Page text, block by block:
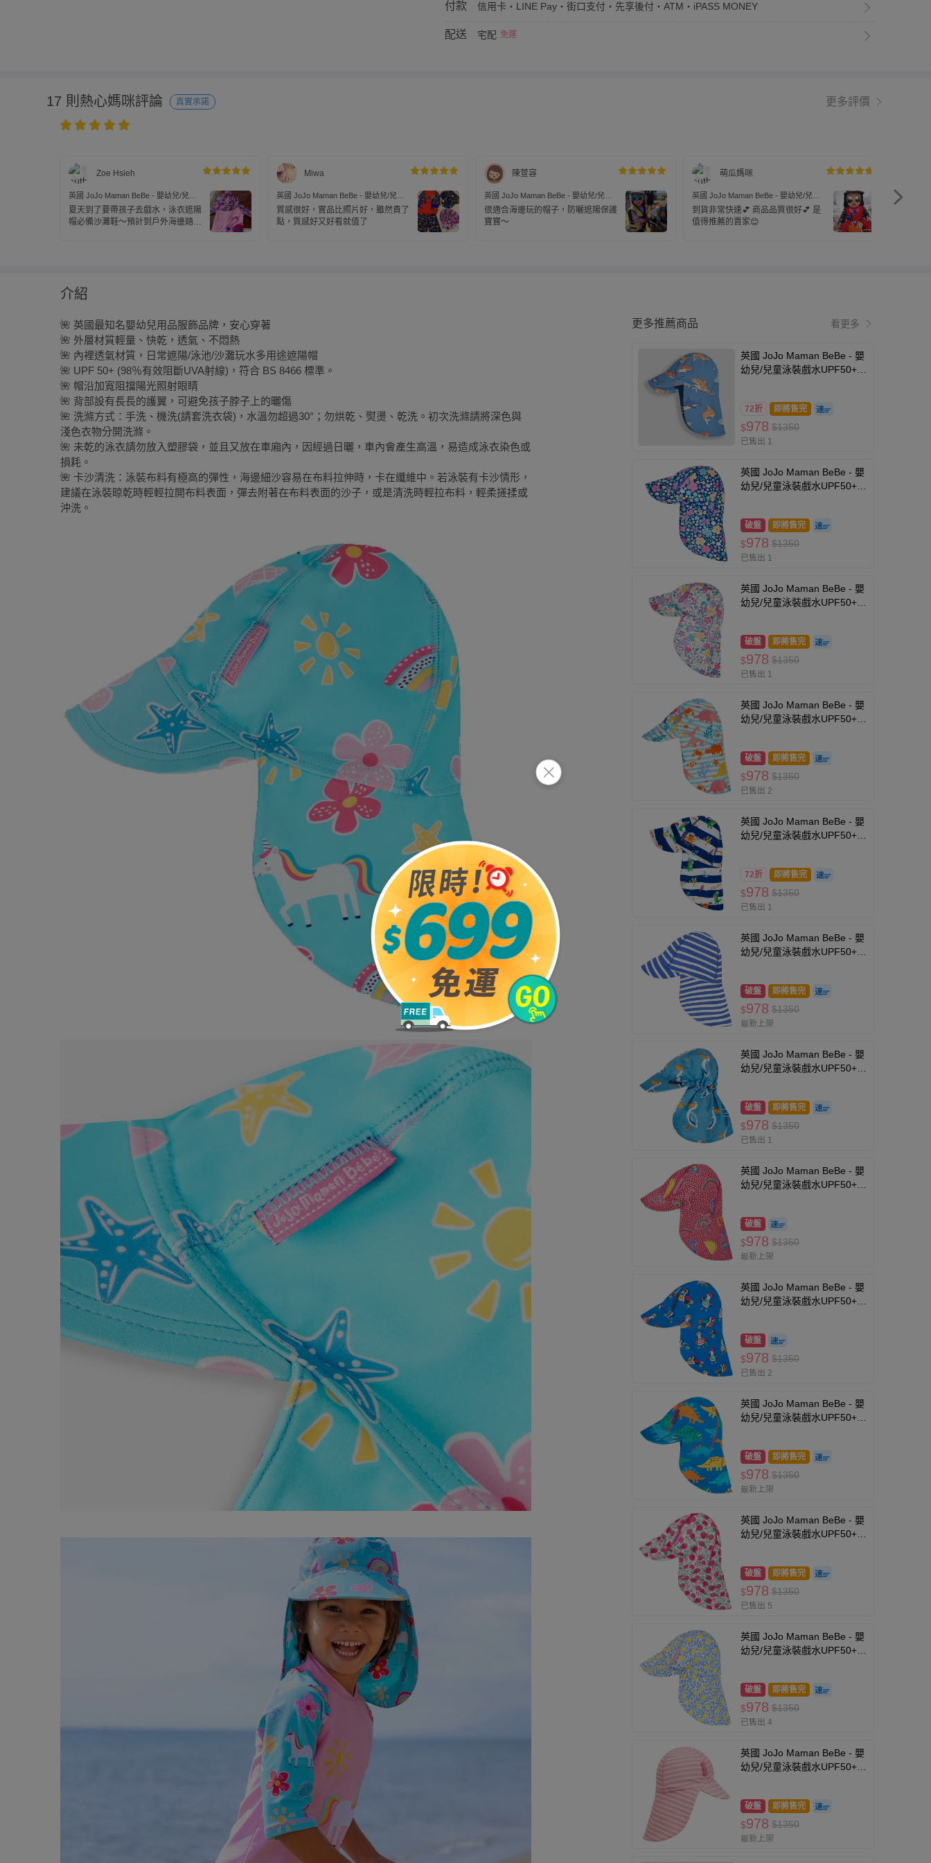
付款 信用卡・LINE Pay・街口支付・先享後付・ATM・iPASS MONEY
配送 宅配 免運
17 則熱心媽咪評論 真實承諾 更多評價
Zoe Hsieh
英國 JoJo Maman BeBe - 嬰幼兒/兒童
泳裝戲水UPF50+防曬護頸遮陽帽-粉紫
花卉
夏天到了要帶孩子去戲水，泳衣遮陽
帽必備沙灘鞋～預計到戶外海邊踏浪
Miwa
英國 JoJo Maman BeBe - 嬰幼兒/兒童
泳裝戲水UPF50+防曬護頸遮陽帽-粉紫
花卉
質感很好，實品比照片好，雖然貴了
點，質感好又好看就值了
陳萱容
英國 JoJo Maman BeBe - 嬰幼兒/兒童
泳裝戲水UPF50+防曬護頸遮陽帽-美麗
世界
很適合海邊玩的帽子，防曬遮陽保護
寶寶～
萌瓜媽咪
英國 JoJo Maman BeBe - 嬰幼兒/兒童
泳裝戲水UPF50+防曬護頸遮陽帽-恐龍
玩水
到貨非常快速💕 商品品質很好💕 是
值得推薦的賣家😊
英國
介紹
🌺 英國最知名嬰幼兒用品服飾品牌，安心穿著
🌺 外層材質輕量、快乾，透氣、不悶熱
🌺 內裡透氣材質，日常遮陽/泳池/沙灘玩水多用途遮陽帽
🌺 UPF 50+ (98％有效阻斷UVA射線)，符合 BS 8466 標準。
🌺 帽沿加寬阻擋陽光照射眼睛
🌺 背部設有長長的護翼，可避免孩子脖子上的曬傷
🌺 洗滌方式：手洗、機洗(請套洗衣袋)，水溫勿超過30°；勿烘乾、熨燙、乾洗。初次洗滌請將深色與
淺色衣物分開洗滌。
🌺 未乾的泳衣請勿放入塑膠袋，並且又放在車廂內，因經過日曬，車內會產生高溫，易造成泳衣染色或
損耗。
🌺 卡沙清洗：泳裝布料有極高的彈性，海邊細沙容易在布料拉伸時，卡在纖維中。若泳裝有卡沙情形，
建議在泳裝晾乾時輕輕拉開布料表面，彈去附著在布料表面的沙子，或是清洗時輕拉布料，輕柔搓揉或
沖洗。
更多推薦商品 看更多
英國 JoJo Maman BeBe - 嬰
幼兒/兒童泳裝戲水UPF50+防
72折 即將售完
$978 $1350
已售出 1
英國 JoJo Maman BeBe - 嬰
幼兒/兒童泳裝戲水UPF50+防
破盤 即將售完
$978 $1350
已售出 1
英國 JoJo Maman BeBe - 嬰
幼兒/兒童泳裝戲水UPF50+防
破盤 即將售完
$978 $1350
已售出 1
英國 JoJo Maman BeBe - 嬰
幼兒/兒童泳裝戲水UPF50+防
破盤 即將售完
$978 $1350
已售出 2
英國 JoJo Maman BeBe - 嬰
幼兒/兒童泳裝戲水UPF50+防
72折 即將售完
$978 $1350
已售出 1
英國 JoJo Maman BeBe - 嬰
幼兒/兒童泳裝戲水UPF50+防
破盤 即將售完
$978 $1350
最新上架
英國 JoJo Maman BeBe - 嬰
幼兒/兒童泳裝戲水UPF50+防
破盤 即將售完
$978 $1350
已售出 1
英國 JoJo Maman BeBe - 嬰
幼兒/兒童泳裝戲水UPF50+防
破盤
$978 $1350
最新上架
英國 JoJo Maman BeBe - 嬰
幼兒/兒童泳裝戲水UPF50+防
破盤
$978 $1350
已售出 2
英國 JoJo Maman BeBe - 嬰
幼兒/兒童泳裝戲水UPF50+防
破盤 即將售完
$978 $1350
最新上架
英國 JoJo Maman BeBe - 嬰
幼兒/兒童泳裝戲水UPF50+防
破盤 即將售完
$978 $1350
已售出 5
英國 JoJo Maman BeBe - 嬰
幼兒/兒童泳裝戲水UPF50+防
破盤 即將售完
$978 $1350
已售出 4
英國 JoJo Maman BeBe - 嬰
幼兒/兒童泳裝戲水UPF50+防
破盤 即將售完
$978 $1350
最新上架